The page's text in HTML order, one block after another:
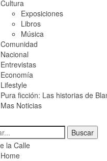
Cultura
Exposiciones
Libros
Música
Comunidad
Nacional
Entrevistas
Economía
Lifestyle
Pura ficción: Las historias de
Mas Noticias
Home